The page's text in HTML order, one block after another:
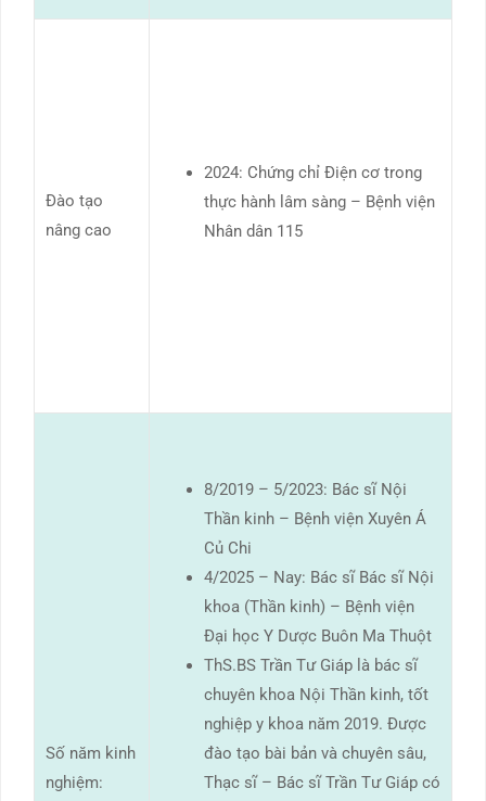
Đào tạo
nâng cao
2024: Chứng chỉ Điện cơ trong
thực hành lâm sàng – Bệnh viện
Nhân dân 115
Số năm kinh
nghiệm:
8/2019 – 5/2023: Bác sĩ Nội
Thần kinh – Bệnh viện Xuyên Á
Củ Chi
4/2025 – Nay: Bác sĩ Bác sĩ Nội
khoa (Thần kinh) – Bệnh viện
Đại học Y Dược Buôn Ma Thuột
ThS.BS Trần Tư Giáp là bác sĩ
chuyên khoa Nội Thần kinh, tốt
nghiệp y khoa năm 2019. Được
đào tạo bài bản và chuyên sâu,
Thạc sĩ – Bác sĩ Trần Tư Giáp có